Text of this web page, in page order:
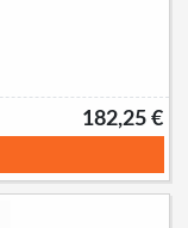
182,25 €